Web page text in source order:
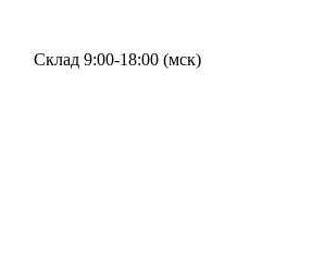
Склад 9:00-18:00 (мск)